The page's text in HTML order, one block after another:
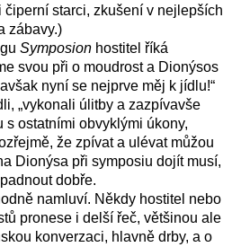
starci, zkušení v nejlepších
zábavy.)
Symposion hostitel říká
svou při o moudrost a Dionýsos
nyní se nejprve měj k jídlu!“
„vykonali úlitby a zazpívavše
ostatními obvyklými úkony,
že zpívat a ulévat můžou
Dionýsa při symposiu dojít musí,
dobře.
namluví. Někdy hostitel nebo
pronese i delší řeč, většinou ale
konverzaci, hlavně drby, a o